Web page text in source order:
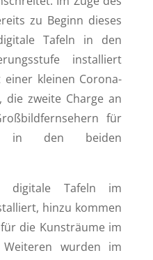
zu Beginn dieses
Tafeln in den
installiert
kleinen Corona-
die zweite Charge an
für
in den beiden
digitale Tafeln im
hinzu kommen
die Kunsträume im
wurden im